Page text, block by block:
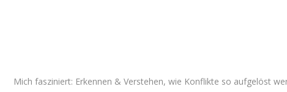
Mich fasziniert: Erkennen & Verstehen, wie Konflikte so aufgelöst